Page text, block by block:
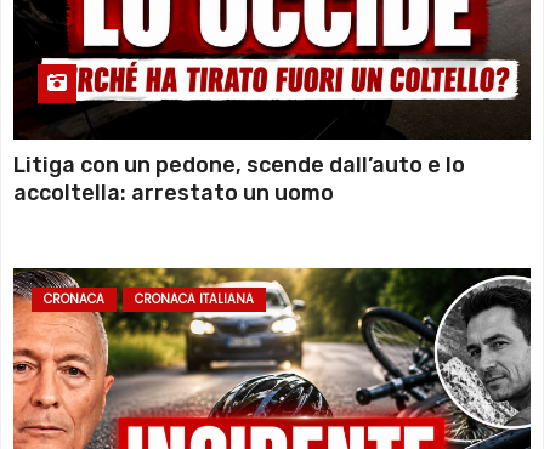
Litiga con un pedone, scende dall’auto e lo
accoltella: arrestato un uomo
CRONACA CRONACA ITALIANA